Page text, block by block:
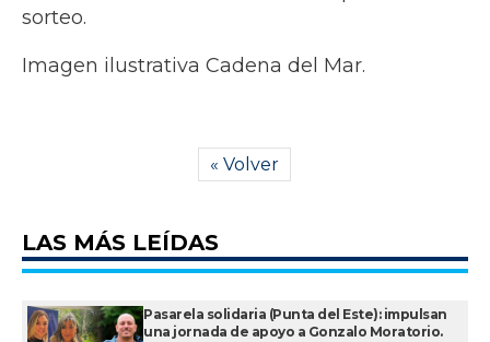
sorteo.
Imagen ilustrativa Cadena del Mar.
« Volver
LAS MÁS LEÍDAS
Pasarela solidaria (Punta del Este): impulsan
una jornada de apoyo a Gonzalo Moratorio.